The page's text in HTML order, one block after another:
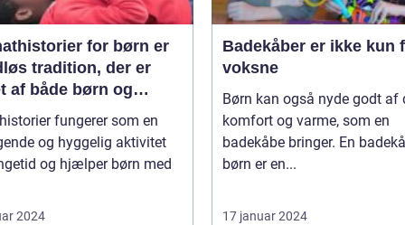
for børn er
tradition, der er
af både børn og
over hele verden
fungerer som en
og hyggelig aktivitet
og hjælper børn med
2024
Badekåber er ikke kun
voksne
Børn kan også nyde godt af
komfort og varme, som en
badekåbe bringer. En
børn er en...
17 januar 2024